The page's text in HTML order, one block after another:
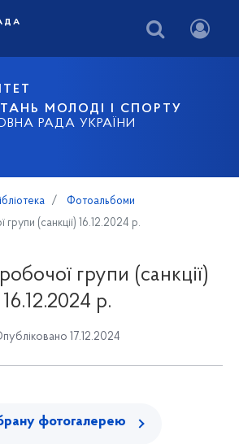
МОЛОДІ І СПОРТУ
РАДА УКРАЇНИ
Фотоальбоми
групи (санкції) 16.12.2024 р.
групи (санкції)
16.12.2024 р.
17.12.2024
фотогалерею